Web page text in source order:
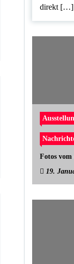
direkt […]
Fotos
19.